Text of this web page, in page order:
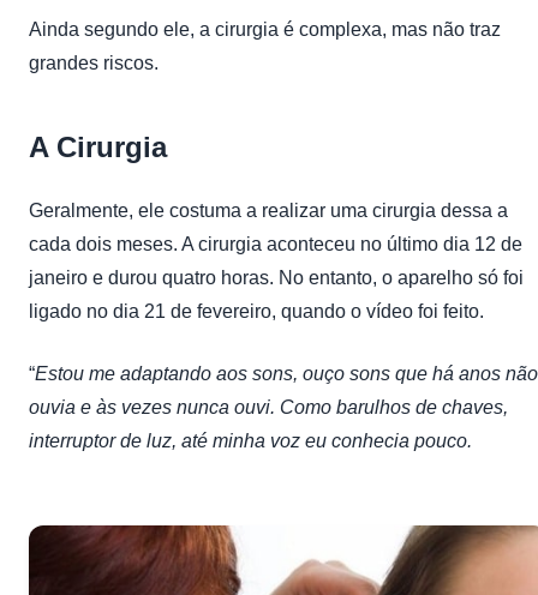
Ainda segundo ele, a cirurgia é complexa, mas não traz
grandes riscos.
A Cirurgia
Geralmente, ele costuma a realizar uma cirurgia dessa a
cada dois meses. A cirurgia aconteceu no último dia 12 de
janeiro e durou quatro horas. No entanto, o aparelho só foi
ligado no dia 21 de fevereiro, quando o vídeo foi feito.
“Estou me adaptando aos sons, ouço sons que há anos não
ouvia e às vezes nunca ouvi. Como barulhos de chaves,
interruptor de luz, até minha voz eu conhecia pouco.